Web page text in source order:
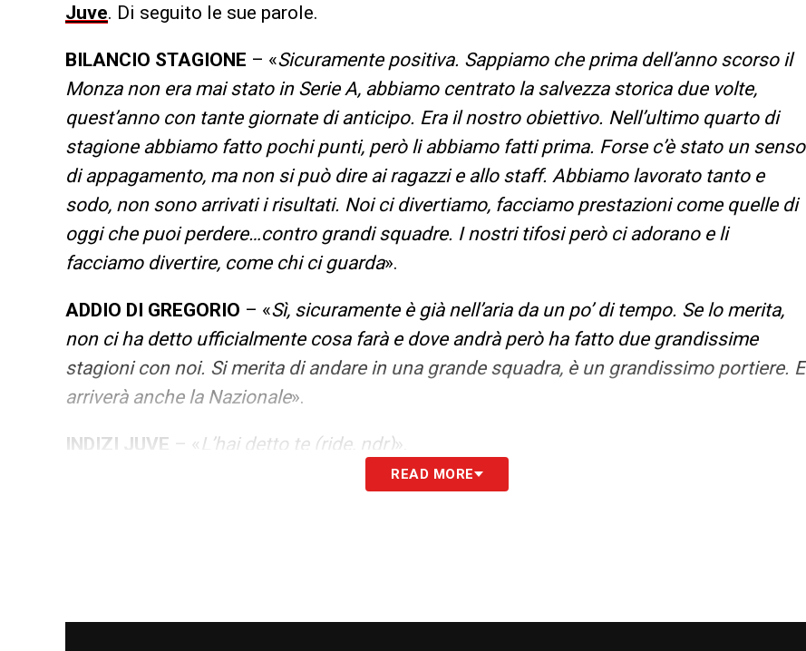
Juve. Di seguito le sue parole.
BILANCIO STAGIONE – «Sicuramente positiva. Sappiamo che prima dell’anno scorso il
Monza non era mai stato in Serie A, abbiamo centrato la salvezza storica due volte,
quest’anno con tante giornate di anticipo. Era il nostro obiettivo. Nell’ultimo quarto di
stagione abbiamo fatto pochi punti, però li abbiamo fatti prima. Forse c’è stato un senso
di appagamento, ma non si può dire ai ragazzi e allo staff. Abbiamo lavorato tanto e
sodo, non sono arrivati i risultati. Noi ci divertiamo, facciamo prestazioni come quelle di
oggi che puoi perdere…contro grandi squadre. I nostri tifosi però ci adorano e li
facciamo divertire, come chi ci guarda».
ADDIO DI GREGORIO – «Sì, sicuramente è già nell’aria da un po’ di tempo. Se lo merita,
non ci ha detto ufficialmente cosa farà e dove andrà però ha fatto due grandissime
stagioni con noi. Si merita di andare in una grande squadra, è un grandissimo portiere. E
arriverà anche la Nazionale».
INDIZI JUVE – « L’hai detto te (ride, ndr)».
Sicuramente per un giocatore che ha quel tipo di
HA RINGRAZIATO PALLADINO– «Sì, io lo ringrazio tutti i giorni. Vedremo cosa farà a
READ MORE